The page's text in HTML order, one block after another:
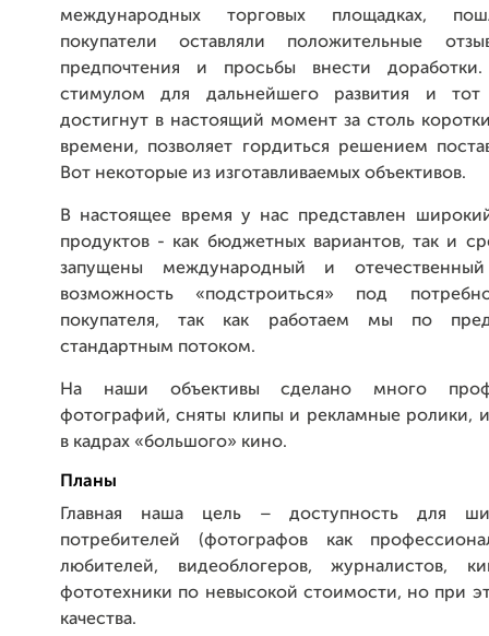
международных торговых площадках,
покупатели оставляли положительные
предпочтения и просьбы внести
стимулом для дальнейшего развития и тот
достигнут в настоящий момент за столь
времени, позволяет гордиться решением
Вот некоторые из изготавливаемых объективов.
В настоящее время у нас представлен
продуктов - как бюджетных вариантов, так и
запущены международный и
возможность «подстроиться» под
покупателя, так как работаем мы по
стандартным потоком.
На наши объективы сделано много
фотографий, сняты клипы и рекламные ролики,
в кадрах «большого» кино.
Планы
Главная наша цель – доступность для
потребителей (фотографов как
любителей, видеоблогеров, журналистов,
фототехники по невысокой стоимости, но при
качества.